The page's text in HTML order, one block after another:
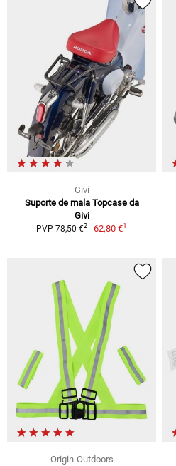
Givi
Suporte de mala Topcase da
Givi
PVP 78,50 €2 62,80 €1
Origin-Outdoors